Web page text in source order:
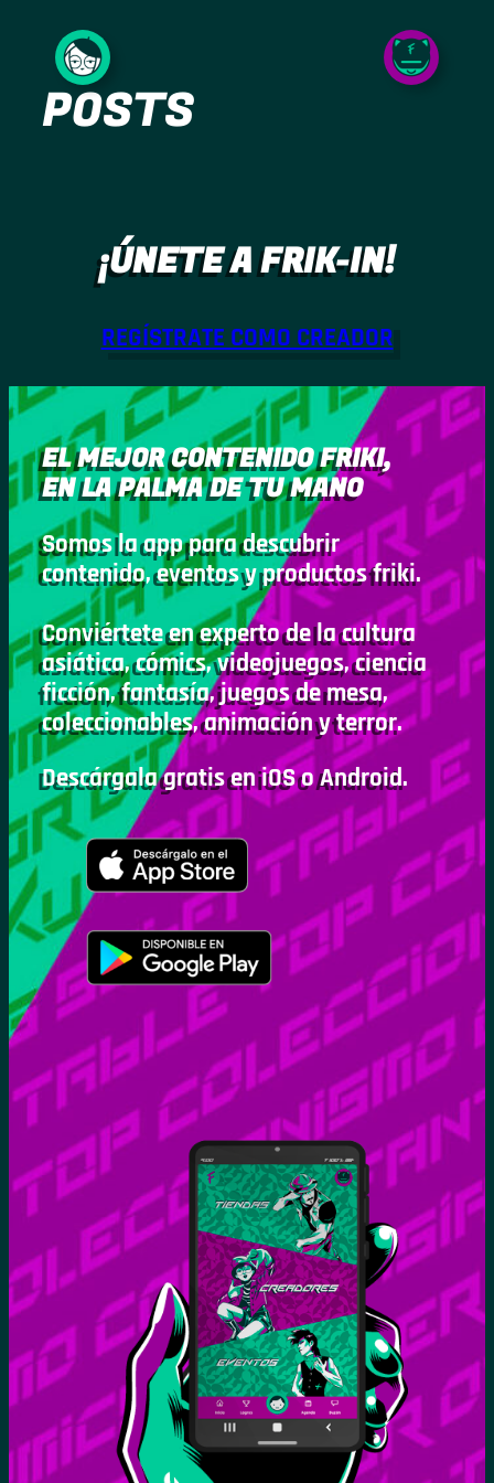
contenido
POSTS
¡ÚNETE A FRIK-IN!
REGÍSTRATE COMO CREADOR
EL MEJOR CONTENIDO FRIKI,
EN LA PALMA DE TU MANO
Somos la app para descubrir
contenido, eventos y productos friki.
Conviértete en experto de la cultura
asiática, cómics, videojuegos, ciencia
ficción, fantasía, juegos de mesa,
coleccionables, animación y terror.
Descárgala gratis en iOS o Android.